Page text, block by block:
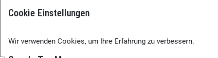
Cookie Einstellungen
Wir verwenden Cookies, um Ihre Erfahrung zu verbessern.